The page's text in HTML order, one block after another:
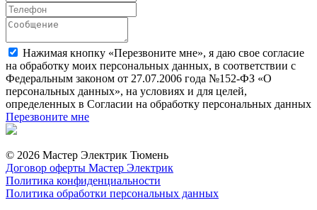
Нажимая кнопку «Перезвоните мне», я даю свое согласие
на обработку моих персональных данных, в соответствии с
Федеральным законом от 27.07.2006 года №152-ФЗ «О
персональных данных», на условиях и для целей,
определенных в Согласии на обработку персональных данных
Перезвоните мне
© 2026 Мастер Электрик Тюмень
Договор оферты Мастер Электрик
Политика конфиденциальности
Политика обработки персональных данных